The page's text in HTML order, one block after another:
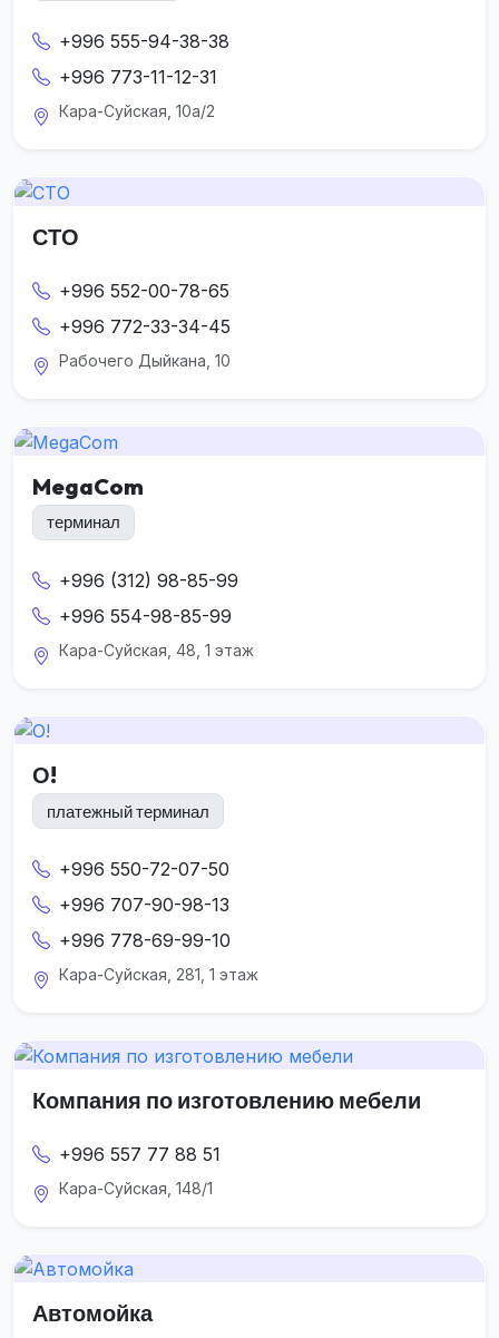
+996 555-94-38-38
+996 773-11-12-31
Кара-Суйская, 10а/2
СТО
+996 552-00-78-65
+996 772-33-34-45
Рабочего Дыйкана, 10
MegaCom
терминал
+996 (312) 98-85-99
+996 554-98-85-99
Кара-Суйская, 48, 1 этаж
О!
платежный терминал
+996 550-72-07-50
+996 707-90-98-13
+996 778-69-99-10
Кара-Суйская, 281, 1 этаж
Компания по изготовлению мебели
+996 557 77 88 51
Кара-Суйская, 148/1
Автомойка